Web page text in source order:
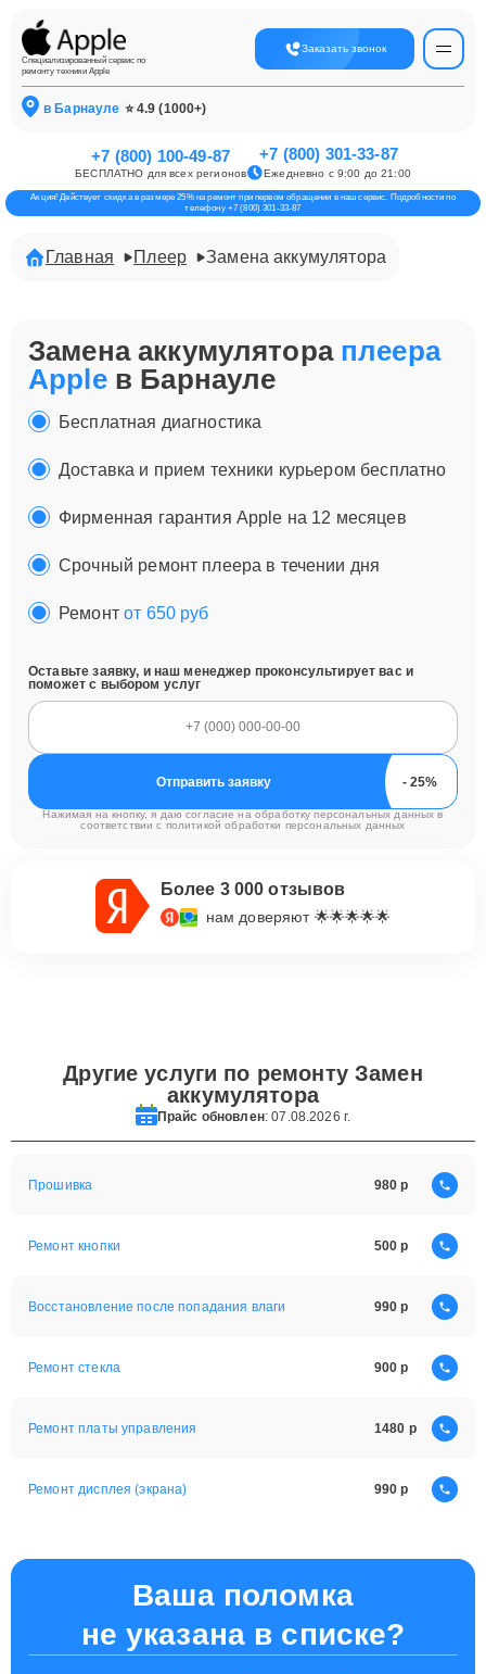
Специализированный сервис по
ремонту техники Apple
Заказать звонок
в Барнауле ⭐ 4.9 (1000+)
+7 (800) 100-49-87
БЕСПЛАТНО для всех регионов
+7 (800) 301-33-87
Ежедневно с 9:00 до 21:00
Акция! Действует скидка в размере 25% на ремонт при первом обращении в наш сервис. Подробности по
телефону +7 (800) 301-33-87
Главная Плеер Замена аккумулятора
Замена аккумулятора плеера
Appleв Барнауле
Бесплатная диагностика
Доставка и прием техники курьером бесплатно
Фирменная гарантия Apple на 12 месяцев
Срочный ремонт плеера в течении дня
Ремонтот 650 руб
Оставьте заявку, и наш менеджер проконсультирует вас и
поможет с выбором услуг
Отправить заявку
Нажимая на кнопку, я даю согласие на обработку персональных данных в
соответствии с политикой обработки персональных данных
Более 3 000 отзывов
нам доверяют 🌟🌟🌟🌟🌟
Другие услуги по ремонту Замен
аккумулятора
Прайс обновлен: 07.08.2026 г.
Прошивка 980
Ремонт кнопки 500
Восстановление после попадания влаги 990
Ремонт стекла 900
Ремонт платы управления 1480
Ремонт дисплея (экрана) 990
Ваша поломка
не указана в списке?